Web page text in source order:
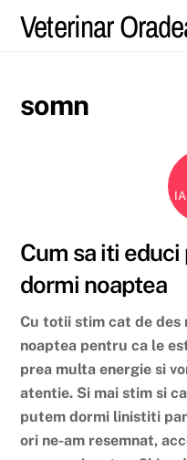
Veterinar
somn
Cum sa iti educi
dormi noaptea
Cu totii stim cat de des
noaptea pentru ca le
prea multa energie si
atentie. Si mai stim si
putem dormi linistiti
ori ne-am resemnat,